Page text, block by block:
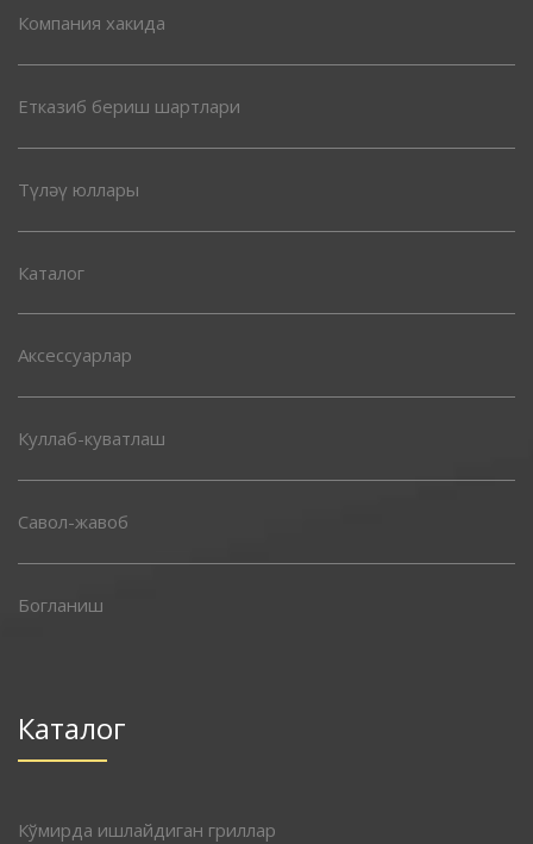
Компания хакида
Етказиб бериш шартлари
Түләү юллары
Каталог
Аксессуарлар
Куллаб-куватлаш
Савол-жавоб
Богланиш
Каталог
Кўмирда ишлайдиган гриллар